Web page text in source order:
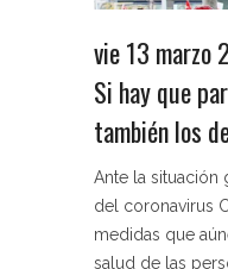
vie 13 marzo
Si hay que
también los
Ante la situación
del coronavirus
medidas que
salud de las